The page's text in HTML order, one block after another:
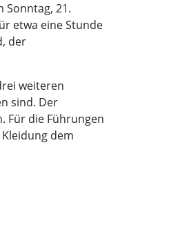
Sonntag, 21.
etwa eine Stunde
der
weiteren
sind. Der
Für die Führungen
dem